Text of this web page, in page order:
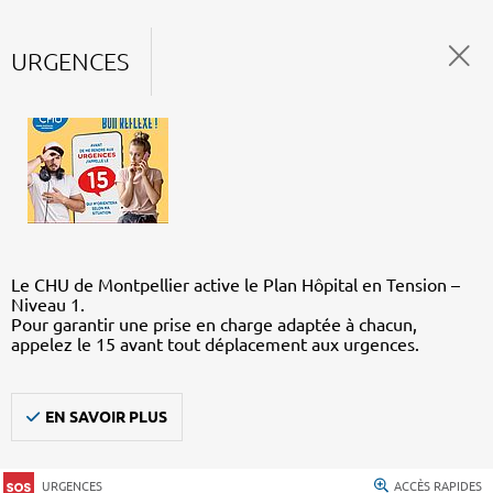
URGENCES
Le CHU de Montpellier active le Plan Hôpital en Tension –
Niveau 1.
Pour garantir une prise en charge adaptée à chacun,
appelez le 15 avant tout déplacement aux urgences.
EN SAVOIR PLUS
URGENCES ACCÈS RAPIDES